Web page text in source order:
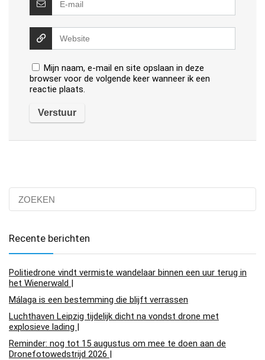
Mijn naam, e-mail en site opslaan in deze
browser voor de volgende keer wanneer ik een
reactie plaats.
Recente berichten
Politiedrone vindt vermiste wandelaar binnen een uur terug in
het Wienerwald |
Málaga is een bestemming die blijft verrassen
Luchthaven Leipzig tijdelijk dicht na vondst drone met
explosieve lading |
Reminder: nog tot 15 augustus om mee te doen aan de
Dronefotowedstrijd 2026 |